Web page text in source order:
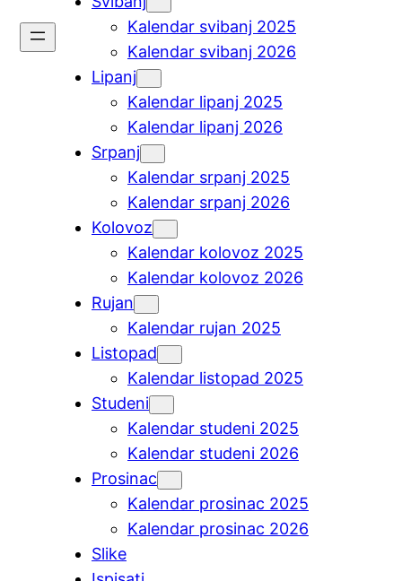
Kalendar svibanj 2025
Kalendar svibanj 2026
Lipanj
Kalendar lipanj 2025
Kalendar lipanj 2026
Srpanj
Kalendar srpanj 2025
Kalendar srpanj 2026
Kolovoz
Kalendar kolovoz 2025
Kalendar kolovoz 2026
Rujan
Kalendar rujan 2025
Listopad
Kalendar listopad 2025
Studeni
Kalendar studeni 2025
Kalendar studeni 2026
Prosinac
Kalendar prosinac 2025
Kalendar prosinac 2026
Slike